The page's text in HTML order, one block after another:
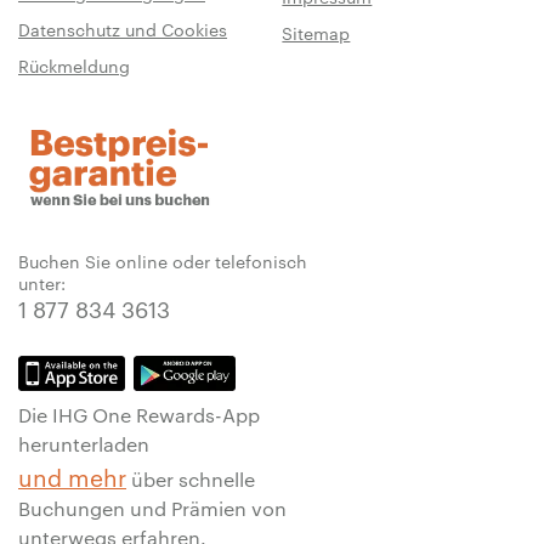
Datenschutz und Cookies
Sitemap
Rückmeldung
Buchen Sie online oder telefonisch
unter:
1 877 834 3613
Die IHG One Rewards-App
herunterladen
und mehr über schnelle
Buchungen und Prämien von
unterwegs erfahren.